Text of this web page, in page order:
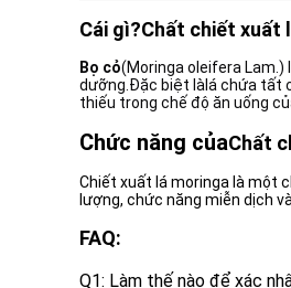
Cái gì?Chất chiết xuất
Bọ cỏ(Moringa oleifera
dưỡng.Đặc biệt làlá chứa tất
thiếu trong chế độ ăn uống
Chức năng củaChất
Chiết xuất lá moringa là một
lượng, chức năng miễn dịch
FAQ:
Q1: Làm thế nào để xác